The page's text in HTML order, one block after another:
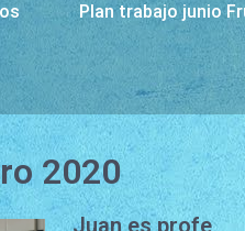
Plan trabajo junio
2020
Juan es profe